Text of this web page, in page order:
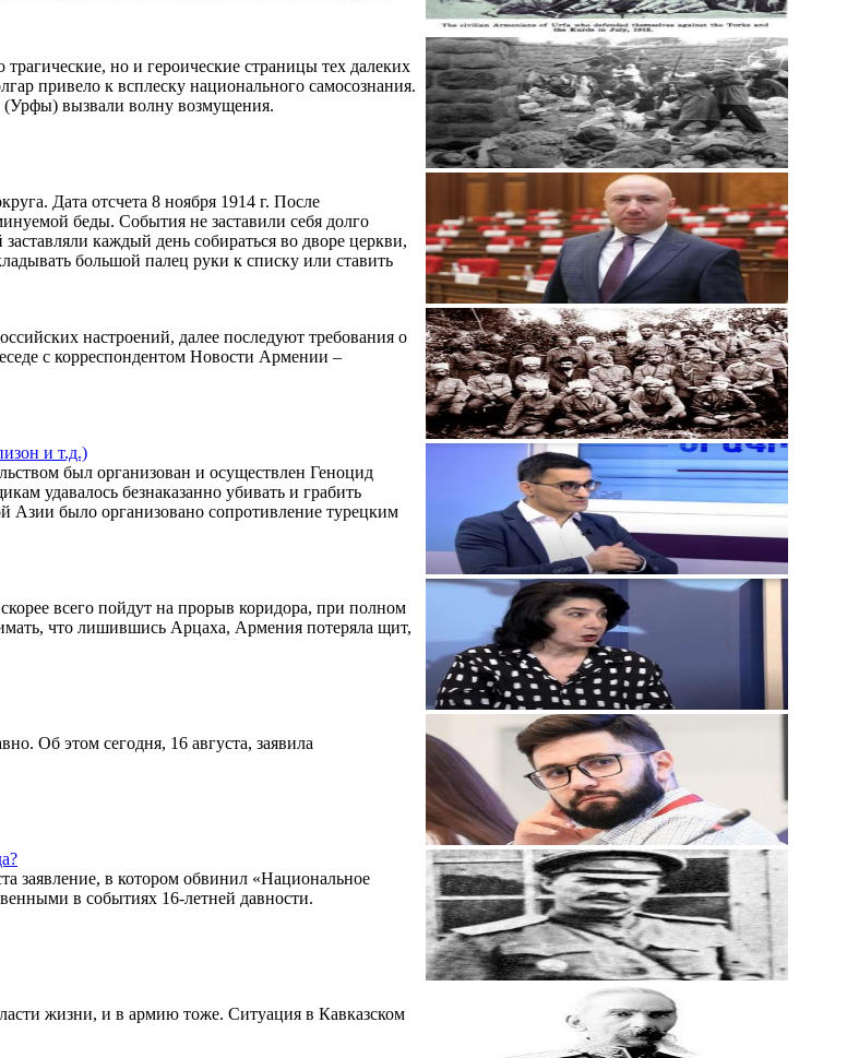
но и героические страницы тех далеких
привело к всплеску национального самосознания.
(Урфы) вызвали волну возмущения.
Дата отсчета 8 ноября 1914 г. После
беды. События не заставили себя долго
каждый день собираться во дворе церкви,
большой палец руки к списку или ставить
настроений, далее последуют требования о
с корреспондентом Новости Армении –
и т.д.)
был организован и осуществлен Геноцид
удавалось безнаказанно убивать и грабить
Азии было организовано сопротивление турецким
всего пойдут на прорыв коридора, при полном
что лишившись Арцаха, Армения потеряла щит,
Об этом сегодня, 16 августа, заявила
заявление, в котором обвинил «Национальное
в событиях 16-летней давности.
жизни, и в армию тоже. Ситуация в Кавказском